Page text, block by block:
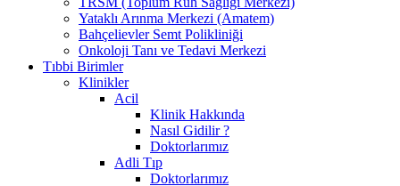
Yataklı Arınma Merkezi (Amatem)
Bahçelievler Semt Polikliniği
Onkoloji Tanı ve Tedavi Merkezi
Tıbbi Birimler
Klinikler
Acil
Klinik Hakkında
Nasıl Gidilir ?
Doktorlarımız
Adli Tıp
Doktorlarımız